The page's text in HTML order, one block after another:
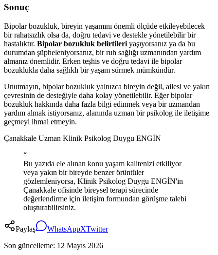
Sonuç
Bipolar bozukluk, bireyin yaşamını önemli ölçüde etkileyebilecek
bir rahatsızlık olsa da, doğru tedavi ve destekle yönetilebilir bir
hastalıktır. Bipolar bozukluk belirtileri yaşıyorsanız ya da bu
durumdan şüpheleniyorsanız, bir ruh sağlığı uzmanından yardım
almanız önemlidir. Erken teşhis ve doğru tedavi ile bipolar
bozuklukla daha sağlıklı bir yaşam sürmek mümkündür.
Unutmayın, bipolar bozukluk yalnızca bireyin değil, ailesi ve yakın
çevresinin de desteğiyle daha kolay yönetilebilir. Eğer bipolar
bozukluk hakkında daha fazla bilgi edinmek veya bir uzmandan
yardım almak istiyorsanız, alanında uzman bir psikolog ile iletişime
geçmeyi ihmal etmeyin.
Çanakkale Uzman Klinik Psikolog Duygu ENGİN
“
Bu yazıda ele alınan konu yaşam kalitenizi etkiliyor
veya yakın bir bireyde benzer örüntüler
gözlemleniyorsa, Klinik Psikolog Duygu ENGİN'in
Çanakkale ofisinde bireysel terapi sürecinde
değerlendirme için iletişim formundan görüşme talebi
oluşturabilirsiniz.
Paylaş WhatsAppXTwitter
Son güncelleme: 12 Mayıs 2026